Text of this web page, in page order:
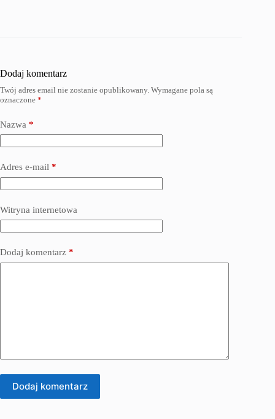
Dodaj komentarz
Twój adres email nie zostanie opublikowany. Wymagane pola są
oznaczone *
Nazwa *
Adres e-mail *
Witryna internetowa
Dodaj komentarz *
Dodaj komentarz